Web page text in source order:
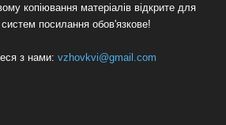
копіювання матеріалів відкрите для
посилання обов'язкове!
з нами: vzhovkvi@gmail.com